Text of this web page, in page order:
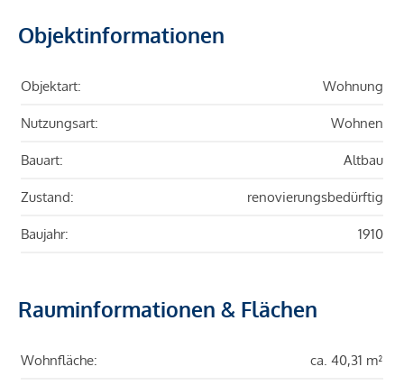
Objektinformationen
Objektart: Wohnung
Nutzungsart: Wohnen
Bauart: Altbau
Zustand: renovierungsbedürftig
Baujahr: 1910
Rauminformationen & Flächen
Wohnfläche: ca. 40,31 m²